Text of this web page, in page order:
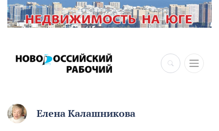
×
Елена Калашникова